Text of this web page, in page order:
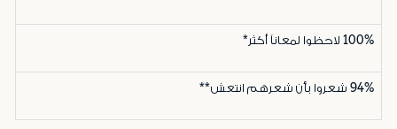
100% لاحظوا لمعاناً أكثر*
94% شعروا بأن شعرهم انتعش**